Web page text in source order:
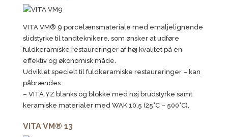
VITA VM® 9 porcelænsmateriale med emaljelignende
slidstyrke til tandteknikere, som ønsker at udføre
fuldkeramiske restaureringer af høj kvalitet på en
effektiv og økonomisk måde.
Udviklet specielt til fuldkeramiske restaureringer – kan
påbrændes:
– VITA YZ blanks og blokke med høj brudstyrke samt
keramiske materialer med WAK 10,5 (25°C – 500°C).
VITA VM® 13